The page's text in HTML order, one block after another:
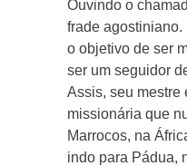
Ouvindo o
frade
o objetivo de ser
ser um seguidor
Assis, seu mestre
missionária que
Marrocos, na
indo para Pádua,